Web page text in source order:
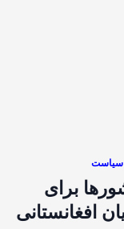
سیاست
برای
افغانستانی